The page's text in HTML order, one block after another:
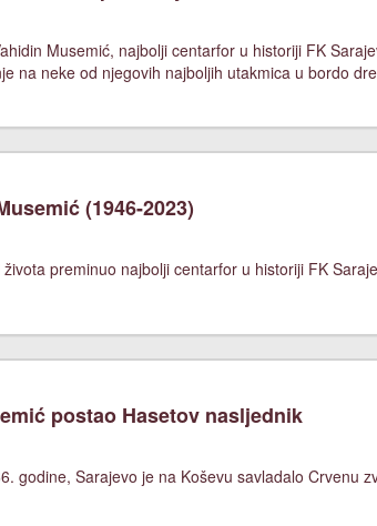
Musemić, najbolji centarfor u historiji FK
na neke od njegovih najboljih utakmica u bordo
(1946-2023)
preminuo najbolji centarfor u historiji FK
postao Hasetov nasljednik
godine, Sarajevo je na Koševu savladalo Crvenu